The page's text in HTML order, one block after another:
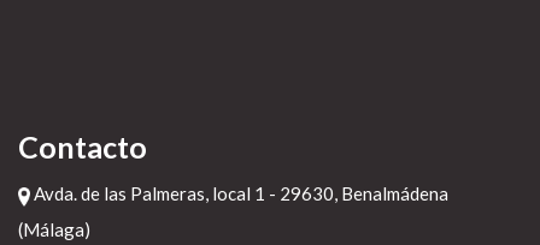
Contacto
Avda. de las Palmeras, local 1 - 29630, Benalmádena
(Málaga)